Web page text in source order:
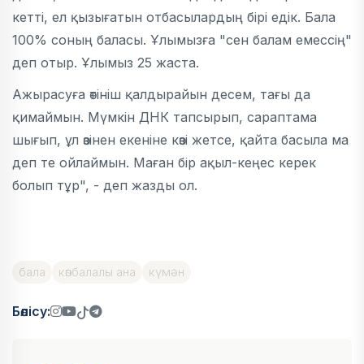
кетті, ел қызығатын отбасылардың бірі едік. Бала
100% соның баласы. Ұлымызға "сен балам емессің"
деп отыр. Ұлымыз 25 жаста.
Ажырасуға өтініш қалдырайын десем, тағы да
қимаймын. Мүмкін ДНК тапсырып, сараптама
шығып, ұл өзінен екеніне көзі жетсе, қайта басыла ма
деп те ойлаймын. Маған бір ақыл-кеңес керек
болып тұр", - деп жазды ол.
бала көпбалалы ана күмән
Бөлісу: